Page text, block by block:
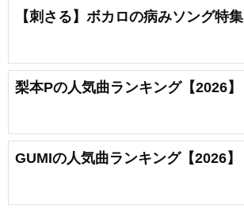
【刺さる】ボカロの病みソング特集
梨本Pの人気曲ランキング【2026】
GUMIの人気曲ランキング【2026】